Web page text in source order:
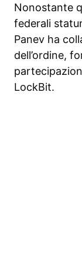
Nonostante
federali
Panev ha
dell’ordine,
LockBit.